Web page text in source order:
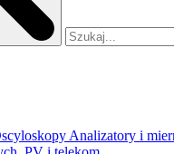
Analizatory i